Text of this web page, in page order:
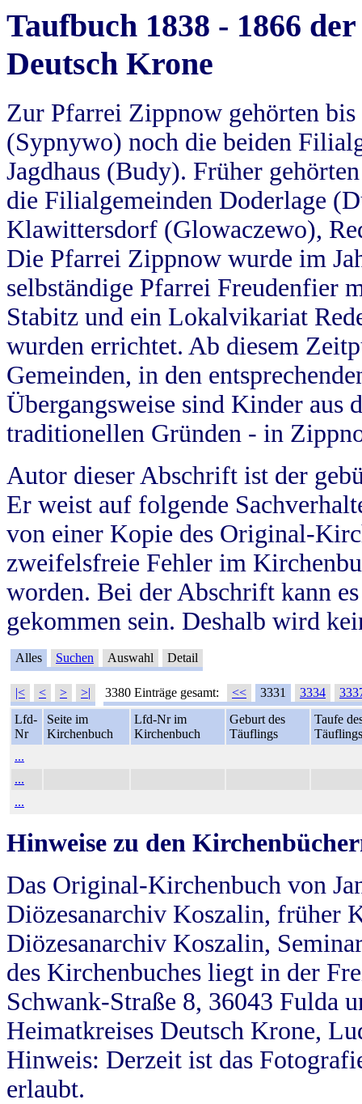
Taufbuch 1838 - 1866
Deutsch Krone
Zur Pfarrei Zippnow gehörten
(Sypnywo) noch die beiden
Jagdhaus (Budy). Früher
die Filialgemeinden Doderlage
Klawittersdorf (Glowaczewo),
Die Pfarrei Zippnow wurde im
selbständige Pfarrei Freudenfier
Stabitz und ein Lokalvikariat
wurden errichtet. Ab diesem
Gemeinden, in den
Übergangsweise sind Kinder aus
traditionellen Gründen - in
Autor dieser Abschrift ist der
Er weist auf folgende
von einer Kopie des Original-
zweifelsfreie Fehler im
worden. Bei der Abschrift kann
gekommen sein. Deshalb wird
Alles Suchen Auswahl Detail
|< < > >| 3380 Einträge gesamt: << 3331 3334
Lfd-
Nr
Seite im
Kirchenbuch
Lfd-Nr im
Kirchenbuch
Geburt des
Täuflings
Taufe
Täuflings
...
...
...
Hinweise zu den
Das Original-Kirchenbuch von
Diözesanarchiv Koszalin, früher
Diözesanarchiv Koszalin,
des Kirchenbuches liegt in der
Schwank-Straße 8, 36043 Fulda
Heimatkreises Deutsch Krone,
Hinweis: Derzeit ist das
erlaubt.